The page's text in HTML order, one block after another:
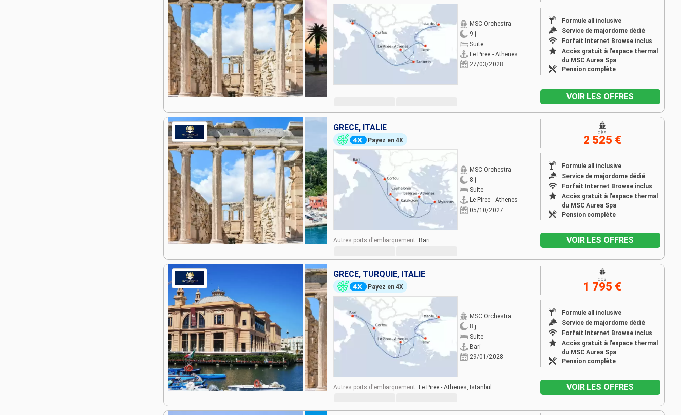
MSC Orchestra
9 j
Suite
Le Piree - Athenes
27/03/2028
Formule all inclusive
Service de majordome dédié
Forfait Internet Browse inclus
Accès gratuit à l’espace thermal
du MSC Aurea Spa
Pension complète
VOIR LES OFFRES
GRÈCE, ITALIE
Payez en 4X
MSC Orchestra
8 j
Suite
Le Piree - Athenes
05/10/2027
Formule all inclusive
Service de majordome dédié
Forfait Internet Browse inclus
Accès gratuit à l’espace thermal
du MSC Aurea Spa
Pension complète
dès
2 525 €
Autres ports d'embarquement :Bari VOIR LES OFFRES
GRÈCE, TURQUIE, ITALIE
Payez en 4X
MSC Orchestra
8 j
Suite
Bari
29/01/2028
Formule all inclusive
Service de majordome dédié
Forfait Internet Browse inclus
Accès gratuit à l’espace thermal
du MSC Aurea Spa
Pension complète
dès
1 795 €
Autres ports d'embarquement :Le Piree - Athenes, Istanbul VOIR LES OFFRES